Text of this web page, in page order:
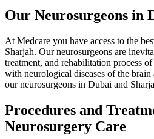
Our Neurosurgeons in
At Medcare you have access to the
Sharjah. Our neurosurgeons are
treatment, and rehabilitation process
with neurological diseases of the brain
our neurosurgeons in Dubai and
Procedures and
Neurosurgery Care